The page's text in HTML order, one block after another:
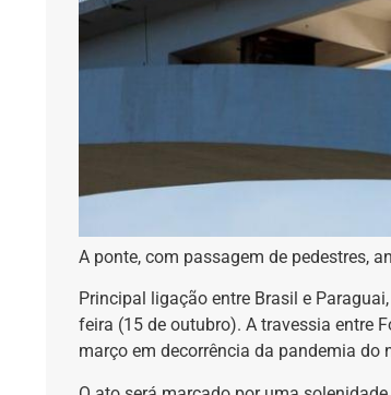
A ponte, com passagem de pedestres,
Principal ligação entre Brasil e
feira (15 de outubro). A travessia entre
março em decorrência da pandemia do